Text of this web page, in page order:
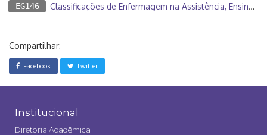
EG146 Classificações de Enfermagem na Assistência, Ensino e Pesquisa
Compartilhar:
Facebook Twitter
Institucional
Diretoria Acadêmica